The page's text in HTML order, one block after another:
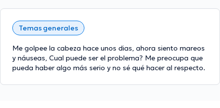
Temas generales
Me golpee la cabeza hace unos dias, ahora siento mareos
y náuseas, Cual puede ser el problema? Me preocupa que
pueda haber algo más serio y no sé qué hacer al respecto.